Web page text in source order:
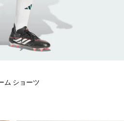
ム ショーツ